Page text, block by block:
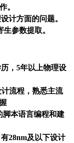
。
计方面的问题。
参数提取。
，5年以上物理设
流程，熟悉主流
脚本语言编程和建
28nm及以下设计